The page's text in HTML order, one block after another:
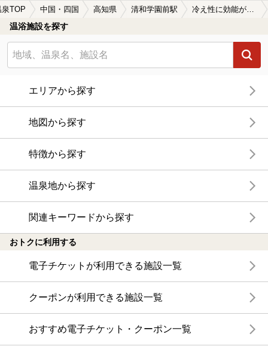
泉TOP 中国・四国 高知県 清和学園前駅 冷え性に効能がある清和学園前駅近くの温泉、日帰り温泉、スーパー銭湯おすすめ
温浴施設を探す
エリアから探す
地図から探す
特徴から探す
温泉地から探す
関連キーワードから探す
おトクに利用する
電子チケットが利用できる施設一覧
クーポンが利用できる施設一覧
おすすめ電子チケット・クーポン一覧